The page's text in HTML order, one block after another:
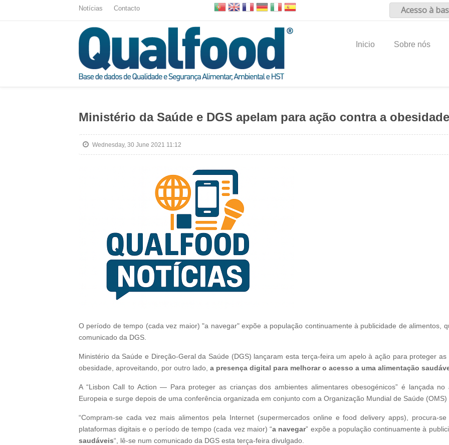
Notícias Contacto Acesso à
Inicio Sobre nós
Ministério da Saúde e DGS apelam para ação contra a
Wednesday, 30 June 2021 11:12
O período de tempo (cada vez maior) "a navegar" expõe a população continuamente à publicidade de alimentos,
comunicado da DGS.
Ministério da Saúde e Direção-Geral da Saúde (DGS) lançaram esta terça-feira um apelo à ação para proteger
obesidade, aproveitando, por outro lado, a presença digital para melhorar o acesso a uma alimentação
A “Lisbon Call to Action — Para proteger as crianças dos ambientes alimentares obesogénicos” é lançada
Europeia e surge depois de uma conferência organizada em conjunto com a Organização Mundial de Saúde
“Compram-se cada vez mais alimentos pela Internet (supermercados online e food delivery apps), procura-
plataformas digitais e o período de tempo (cada vez maior) “a navegar” expõe a população continuamente à
saudáveis“, lê-se num comunicado da DGS esta terça-feira divulgado.